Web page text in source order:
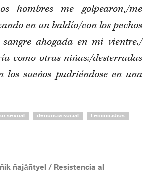
hombres me golpearon,/me
en un baldío/con los pechos
ahogada en mi vientre./
como otras niñas:/desterradas
los sueños pudriéndose en una
sexual denuncia social Feminicidios
ñajäñtyel / Resistencia al